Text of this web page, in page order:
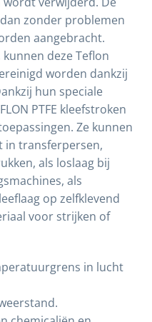
dan zonder problemen
aangebracht.
deze Teflon
worden dankzij
hun speciale
PTFE kleefstroken
Ze kunnen
in transferpersen,
als loslaag bij
als
op zelfklevend
voor strijken of
in lucht